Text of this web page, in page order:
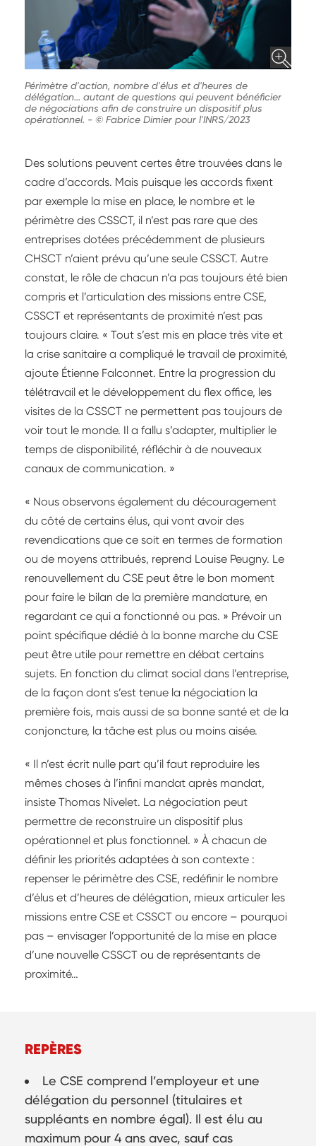
Périmètre d'action, nombre d'élus et d'heures de
délégation... autant de questions qui peuvent bénéficier
de négociations afin de construire un dispositif plus
opérationnel. - © Fabrice Dimier pour l'INRS/2023
Des solutions peuvent certes être trouvées dans le
cadre d’accords. Mais puisque les accords fixent
par exemple la mise en place, le nombre et le
périmètre des CSSCT, il n’est pas rare que des
entreprises dotées précédemment de plusieurs
CHSCT n’aient prévu qu’une seule CSSCT. Autre
constat, le rôle de chacun n’a pas toujours été bien
compris et l’articulation des missions entre CSE,
CSSCT et représentants de proximité n’est pas
toujours claire. « Tout s’est mis en place très vite et
la crise sanitaire a compliqué le travail de proximité,
ajoute Étienne Falconnet. Entre la progression du
télétravail et le développement du flex office, les
visites de la CSSCT ne permettent pas toujours de
voir tout le monde. Il a fallu s’adapter, multiplier le
temps de disponibilité, réfléchir à de nouveaux
canaux de communication. »
« Nous observons également du découragement
du côté de certains élus, qui vont avoir des
revendications que ce soit en termes de formation
ou de moyens attribués, reprend Louise Peugny. Le
renouvellement du CSE peut être le bon moment
pour faire le bilan de la première mandature, en
regardant ce qui a fonctionné ou pas. » Prévoir un
point spécifique dédié à la bonne marche du CSE
peut être utile pour remettre en débat certains
sujets. En fonction du climat social dans l’entreprise,
de la façon dont s’est tenue la négociation la
première fois, mais aussi de sa bonne santé et de la
conjoncture, la tâche est plus ou moins aisée.
« Il n’est écrit nulle part qu’il faut reproduire les
mêmes choses à l’infini mandat après mandat,
insiste Thomas Nivelet. La négociation peut
permettre de reconstruire un dispositif plus
opérationnel et plus fonctionnel. » À chacun de
définir les priorités adaptées à son contexte :
repenser le périmètre des CSE, redéfinir le nombre
d’élus et d’heures de délégation, mieux articuler les
missions entre CSE et CSSCT ou encore – pourquoi
pas – envisager l’opportunité de la mise en place
d’une nouvelle CSSCT ou de représentants de
proximité…
REPÈRES
Le CSE comprend l’employeur et une
délégation du personnel (titulaires et
suppléants en nombre égal). Il est élu au
maximum pour 4 ans avec, sauf cas